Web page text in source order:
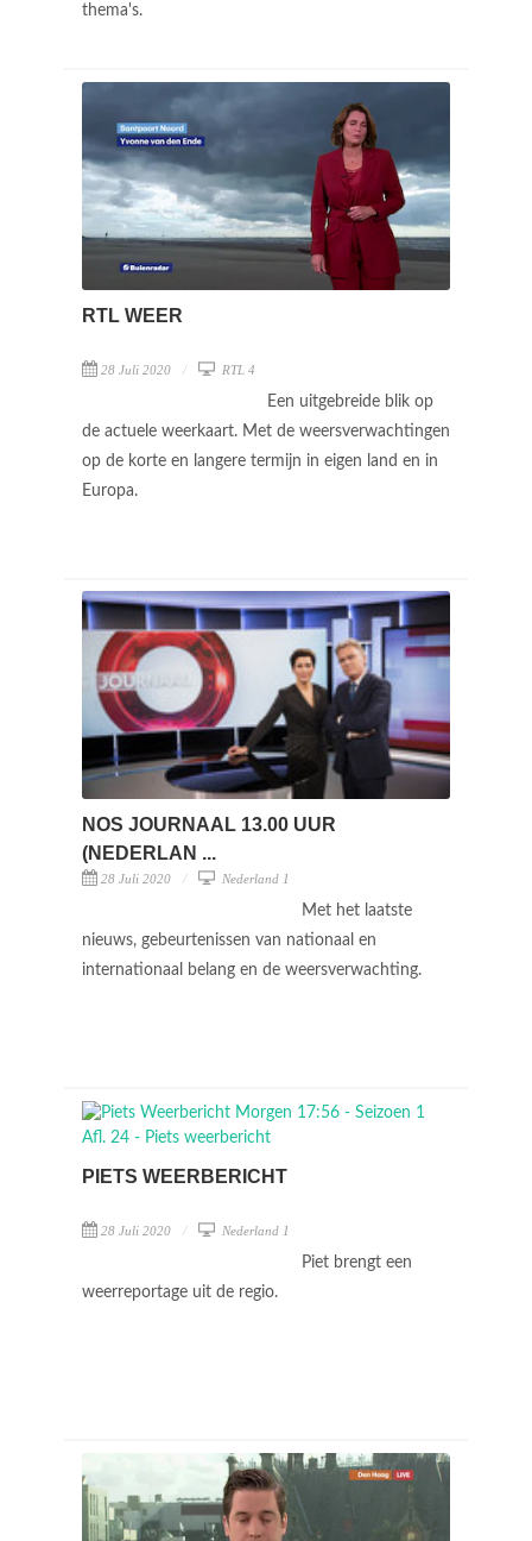
thema's.
RTL WEER
28 Juli 2020 RTL 4
Een uitgebreide blik op
de actuele weerkaart. Met de weersverwachtingen
op de korte en langere termijn in eigen land en in
Europa.
NOS JOURNAAL 13.00 UUR
(NEDERLAN ...
28 Juli 2020 Nederland 1
Met het laatste
nieuws, gebeurtenissen van nationaal en
internationaal belang en de weersverwachting.
PIETS WEERBERICHT
28 Juli 2020 Nederland 1
Piet brengt een
weerreportage uit de regio.